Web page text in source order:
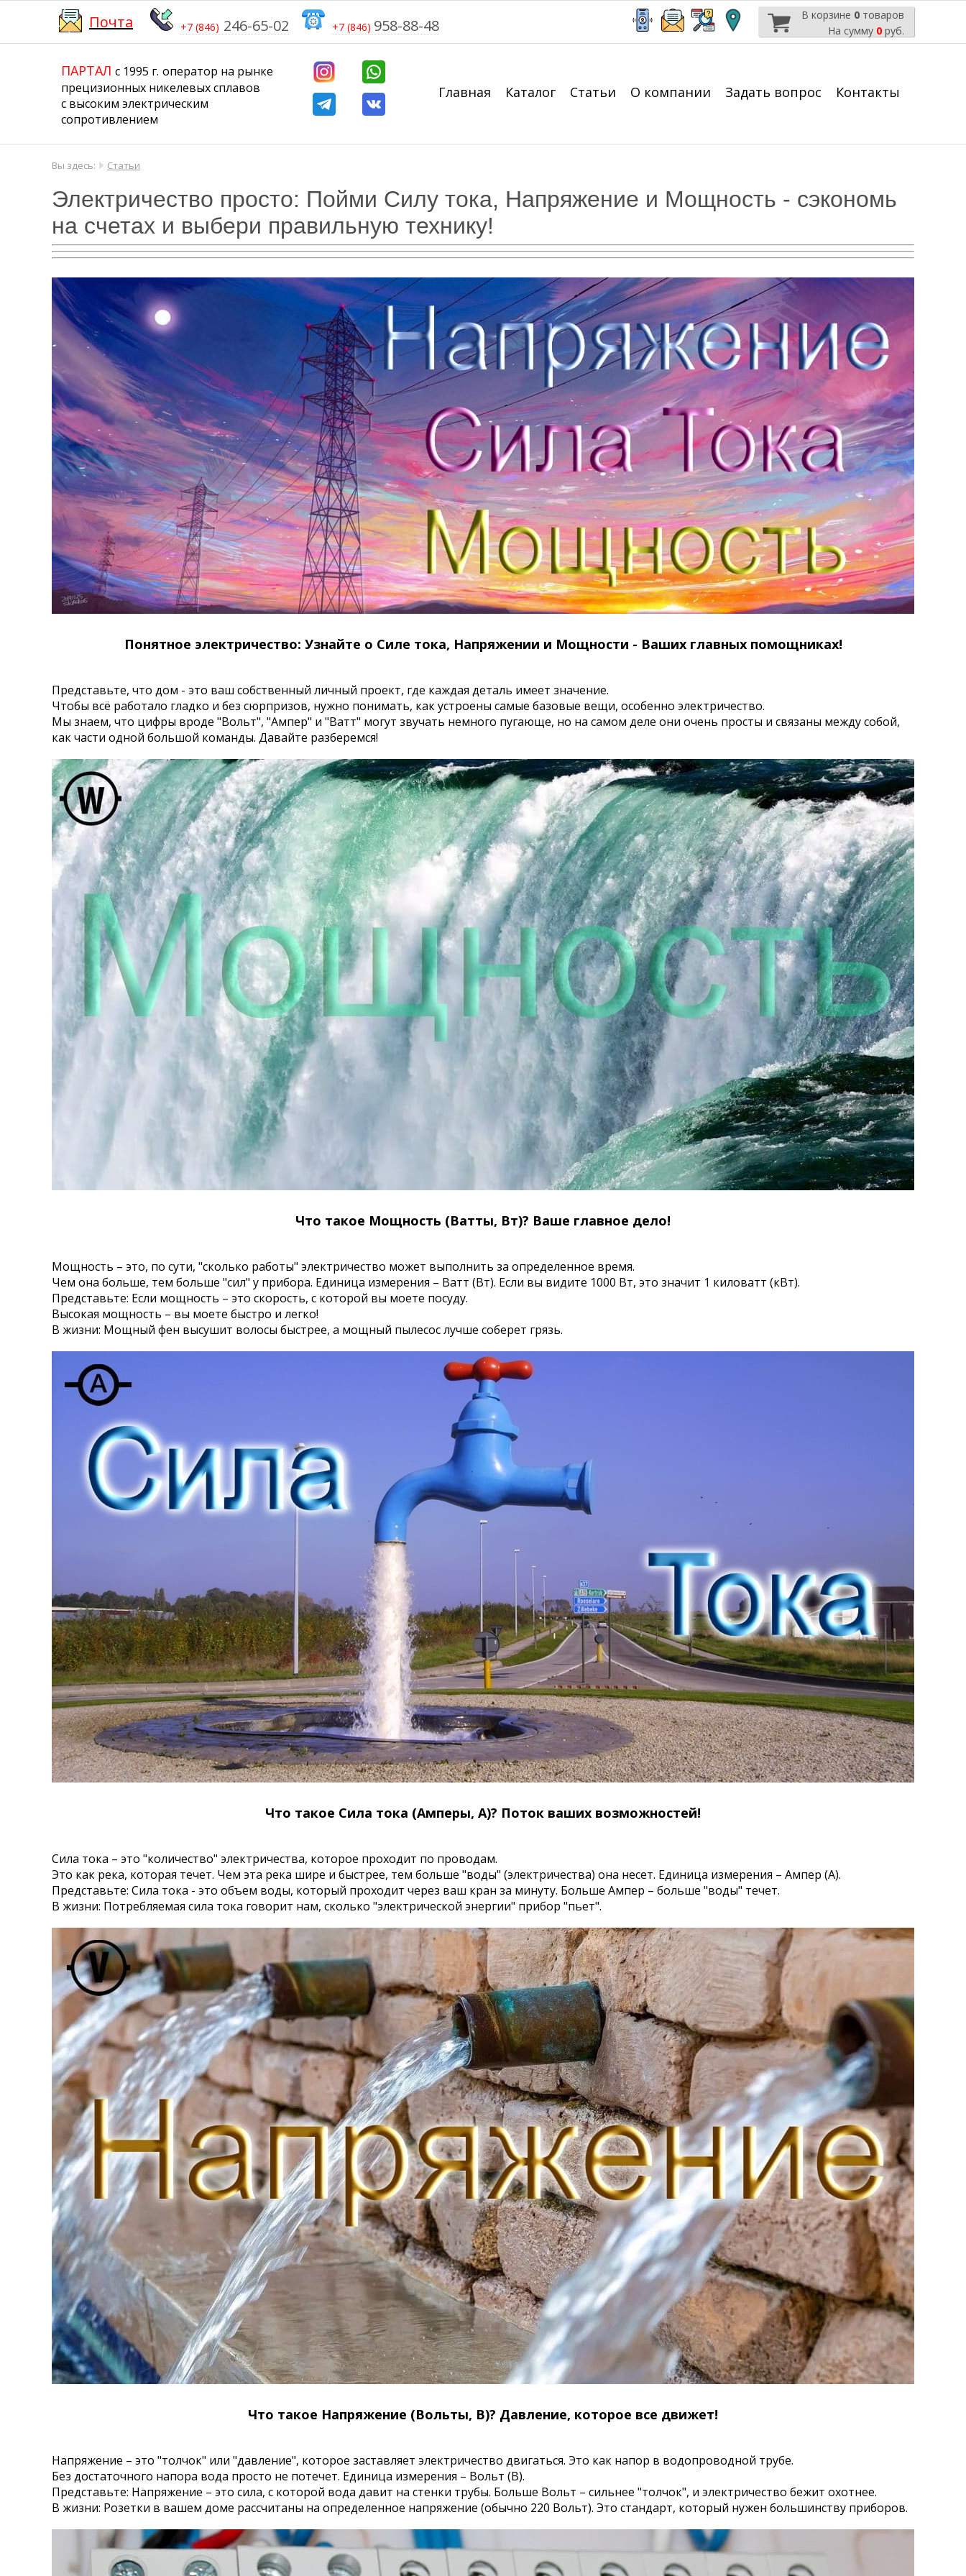
Почта +7 (846) 246-65-02 +7 (846) 958-88-48
В корзине 0 товаров
На сумму 0 руб.
ПАРТАЛ с 1995 г. ​​​​​​​оператор на рынке
прецизионных никелевых сплавов
с высоким электрическим
сопротивлением
Главная Каталог Статьи О компании Задать вопрос Контакты
Вы здесь: Статьи
Электричество просто: Пойми Силу тока, Напряжение и Мощность - сэкономь
на счетах и выбери правильную технику!
Понятное электричество: Узнайте о Силе тока, Напряжении и Мощности - Ваших главных помощниках!
Представьте, что дом - это ваш собственный личный проект, где каждая деталь имеет значение.
Чтобы всё работало гладко и без сюрпризов, нужно понимать, как устроены самые базовые вещи, особенно электричество.
Мы знаем, что цифры вроде "Вольт", "Ампер" и "Ватт" могут звучать немного пугающе, но на самом деле они очень просты и связаны между собой,
как части одной большой команды. Давайте разберемся!
Что такое Мощность (Ватты, Вт)? Ваше главное дело!
Мощность – это, по сути, "сколько работы" электричество может выполнить за определенное время.
Чем она больше, тем больше "сил" у прибора. Единица измерения – Ватт (Вт). Если вы видите 1000 Вт, это значит 1 киловатт (кВт).
Представьте: Если мощность – это скорость, с которой вы моете посуду.
Высокая мощность – вы моете быстро и легко!
В жизни: Мощный фен высушит волосы быстрее, а мощный пылесос лучше соберет грязь.
Что такое Сила тока (Амперы, А)? Поток ваших возможностей!
Сила тока – это "количество" электричества, которое проходит по проводам.
Это как река, которая течет. Чем эта река шире и быстрее, тем больше "воды" (электричества) она несет. Единица измерения – Ампер (А).
Представьте: Сила тока - это объем воды, который проходит через ваш кран за минуту. Больше Ампер – больше "воды" течет.
В жизни: Потребляемая сила тока говорит нам, сколько "электрической энергии" прибор "пьет".
Что такое Напряжение (Вольты, В)? Давление, которое все движет!
Напряжение – это "толчок" или "давление", которое заставляет электричество двигаться. Это как напор в водопроводной трубе.
Без достаточного напора вода просто не потечет. Единица измерения – Вольт (В).
Представьте: Напряжение – это сила, с которой вода давит на стенки трубы. Больше Вольт – сильнее "толчок", и электричество бежит охотнее.
В жизни: Розетки в вашем доме рассчитаны на определенное напряжение (обычно 220 Вольт). Это стандарт, который нужен большинству приборов.